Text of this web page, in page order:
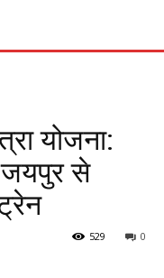
योजना:
से
0
529